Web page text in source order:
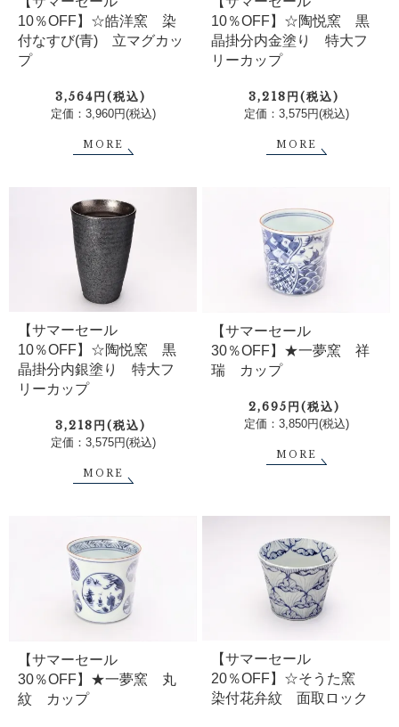
10％OFF】☆皓洋窯 染
付なすび(青) 立マグカッ
プ
3,564円(税込)
定価：3,960円(税込)
MORE
10％OFF】☆陶悦窯 黒
晶掛分内金塗り 特大フ
リーカップ
3,218円(税込)
定価：3,575円(税込)
MORE
【サマーセール
10％OFF】☆陶悦窯 黒
晶掛分内銀塗り 特大フ
リーカップ
3,218円(税込)
定価：3,575円(税込)
MORE
【サマーセール
30％OFF】★一夢窯 祥
瑞 カップ
2,695円(税込)
定価：3,850円(税込)
MORE
【サマーセール
30％OFF】★一夢窯 丸
紋 カップ
【サマーセール
20％OFF】☆そうた窯
染付花弁紋 面取ロック